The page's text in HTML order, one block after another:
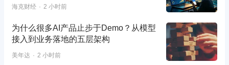
海克财经 2 小时前
为什么很多AI产品止步于Demo？从模型
接入到业务落地的五层架构
美年达 2 小时前